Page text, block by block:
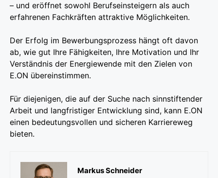
– und eröffnet sowohl Berufseinsteigern als auch
erfahrenen Fachkräften attraktive Möglichkeiten.
Der Erfolg im Bewerbungsprozess hängt oft davon
ab, wie gut Ihre Fähigkeiten, Ihre Motivation und Ihr
Verständnis der Energiewende mit den Zielen von
E.ON übereinstimmen.
Für diejenigen, die auf der Suche nach sinnstiftender
Arbeit und langfristiger Entwicklung sind, kann E.ON
einen bedeutungsvollen und sicheren Karriereweg
bieten.
Markus Schneider